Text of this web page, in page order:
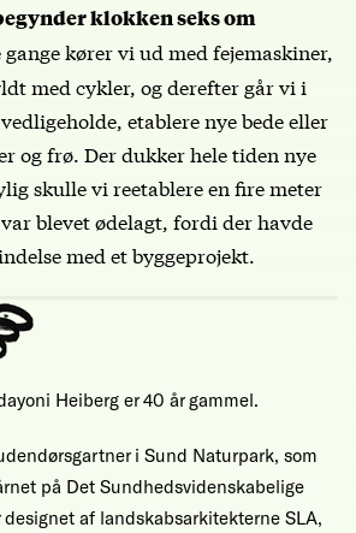
klokken seks om
gange kører vi ud med fejemaskiner,
med cykler, og derefter går vi i
etablere nye bede eller
og frø. Der dukker hele tiden nye
skulle vi reetablere en fire meter
blevet ødelagt, fordi der havde
med et byggeprojekt.
Heiberg er 40 år gammel.
i Sund Naturpark, som
på Det Sundhedsvidenskabelige
af landskabsarkitekterne SLA,